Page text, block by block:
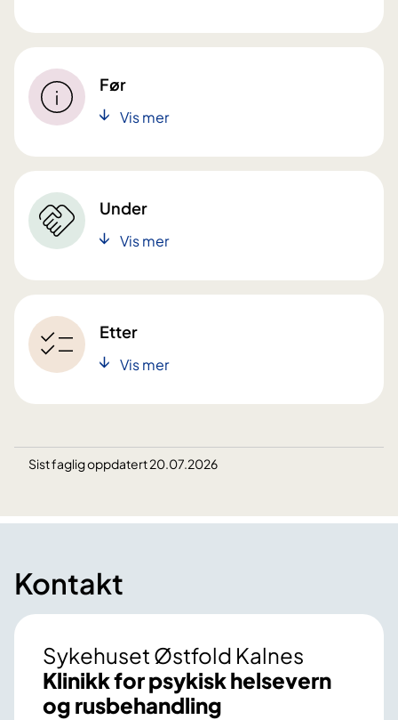
Før
Vis mer
Under
Vis mer
Etter
Vis mer
Sist faglig oppdatert 20.07.2026
Kontakt
Sykehuset Østfold Kalnes
Klinikk for psykisk helsevern
og rusbehandling